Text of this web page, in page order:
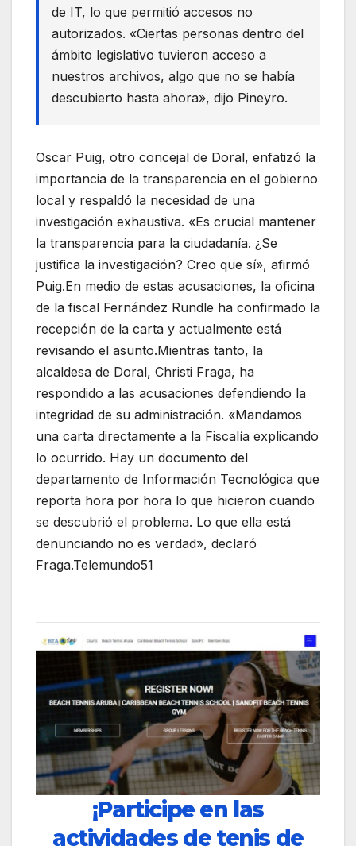
de IT, lo que permitió accesos no
autorizados. «Ciertas personas dentro del
ámbito legislativo tuvieron acceso a
nuestros archivos, algo que no se había
descubierto hasta ahora», dijo Pineyro.
Oscar Puig, otro concejal de Doral, enfatizó la
importancia de la transparencia en el gobierno
local y respaldó la necesidad de una
investigación exhaustiva. «Es crucial mantener
la transparencia para la ciudadanía. ¿Se
justifica la investigación? Creo que sí», afirmó
Puig.En medio de estas acusaciones, la oficina
de la fiscal Fernández Rundle ha confirmado la
recepción de la carta y actualmente está
revisando el asunto.Mientras tanto, la
alcaldesa de Doral, Christi Fraga, ha
respondido a las acusaciones defendiendo la
integridad de su administración. «Mandamos
una carta directamente a la Fiscalía explicando
lo ocurrido. Hay un documento del
departamento de Información Tecnológica que
reporta hora por hora lo que hicieron cuando
se descubrió el problema. Lo que ella está
denunciando no es verdad», declaró
Fraga.Telemundo51
¡Participe en las
actividades de tenis de